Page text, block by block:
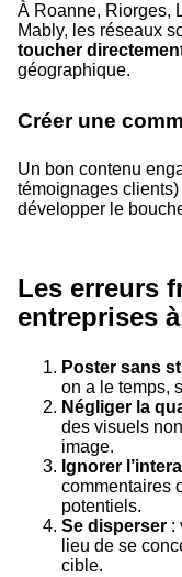
À Roanne, Riorges,
Mably, les réseaux
toucher
géographique.
Créer une
Un bon contenu
témoignages
développer le
Les erreurs
entreprises
Poster sans
on a le temps,
Négliger la
des visuels
image.
Ignorer
commentaires
potentiels.
Se disperser :
lieu de se
cible.